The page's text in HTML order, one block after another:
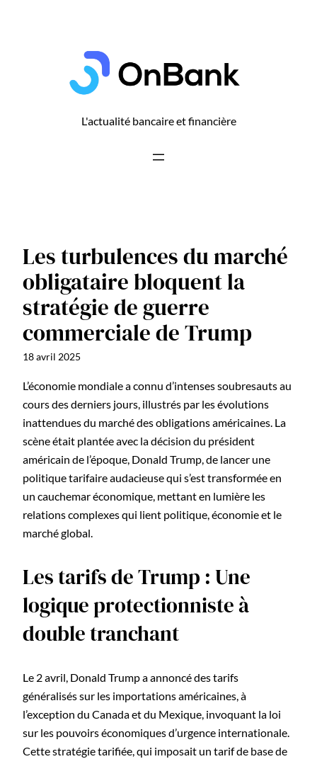
L'actualité bancaire et financière
Les turbulences du marché
obligataire bloquent la
stratégie de guerre
commerciale de Trump
18 avril 2025
L’économie mondiale a connu d’intenses soubresauts au
cours des derniers jours, illustrés par les évolutions
inattendues du marché des obligations américaines. La
scène était plantée avec la décision du président
américain de l’époque, Donald Trump, de lancer une
politique tarifaire audacieuse qui s’est transformée en
un cauchemar économique, mettant en lumière les
relations complexes qui lient politique, économie et le
marché global.
Les tarifs de Trump : Une
logique protectionniste à
double tranchant
Le 2 avril, Donald Trump a annoncé des tarifs
généralisés sur les importations américaines, à
l’exception du Canada et du Mexique, invoquant la loi
sur les pouvoirs économiques d’urgence internationale.
Cette stratégie tarifiée, qui imposait un tarif de base de